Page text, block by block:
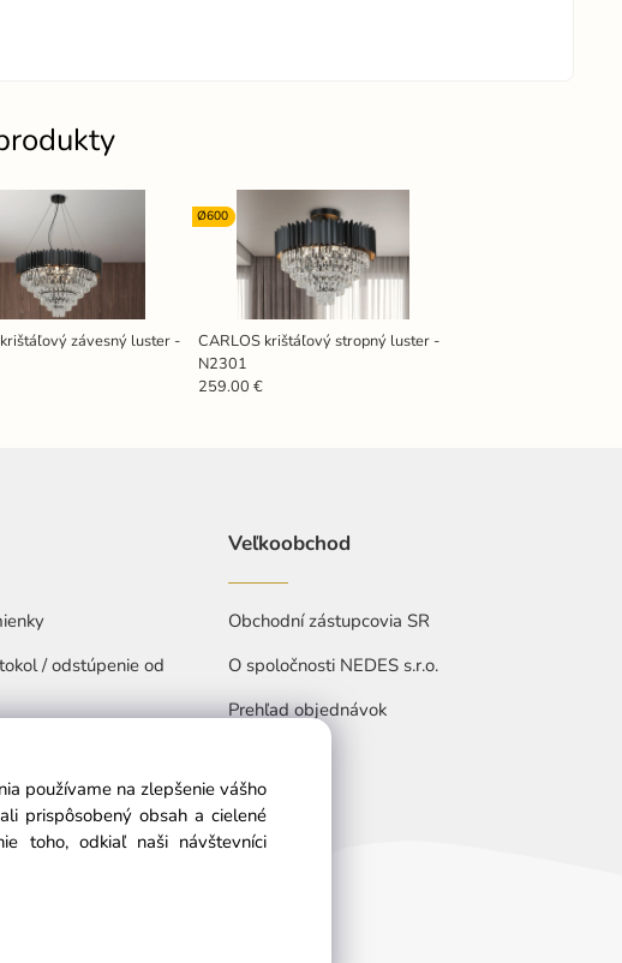
závesný luster -
CARLOS krištáľový stropný luster -
N2301
Ø600
259.00 €
/ odstúpenie od
Veľkoobchod
Obchodní zástupcovia SR
O spoločnosti NEDES s.r.o.
Prehľad objednávok
používame na zlepšenie vášho
prispôsobený obsah a cielené
toho, odkiaľ naši návštevníci